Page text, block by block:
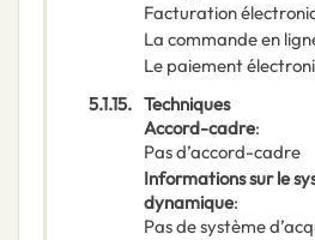
Facturation
La commande en
Le paiement
5.1.15. Techniques
Accord-cadre:
Pas d’accord-cadre
Informations sur le
dynamique:
Pas de système